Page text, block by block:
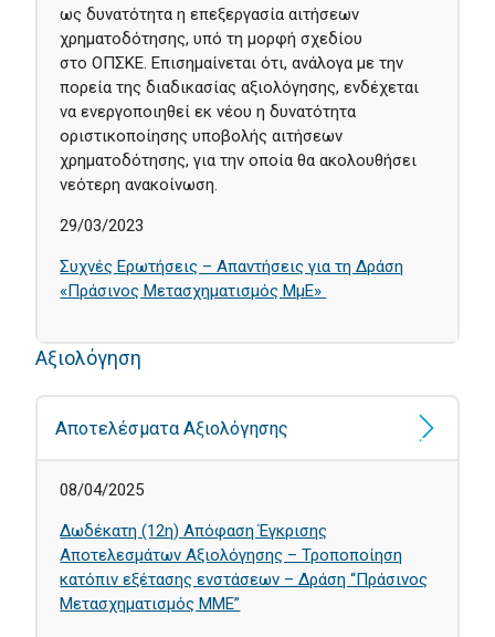
ως δυνατότητα η επεξεργασία αιτήσεων
χρηματοδότησης, υπό τη μορφή σχεδίου
στο ΟΠΣΚΕ. Eπισημαίνεται ότι, ανάλογα με την
πορεία της διαδικασίας αξιολόγησης, ενδέχεται
να ενεργοποιηθεί εκ νέου η δυνατότητα
οριστικοποίησης υποβολής αιτήσεων
χρηματοδότησης, για την οποία θα ακολουθήσει
νεότερη ανακοίνωση.
29/03/2023
Συχνές Ερωτήσεις – Απαντήσεις για τη Δράση
«Πράσινος Μετασχηματισμός ΜμΕ»
Αξιολόγηση
Αποτελέσματα Αξιολόγησης
08/04/2025
Δωδέκατη (12η) Απόφαση Έγκρισης
Αποτελεσμάτων Αξιολόγησης – Τροποποίηση
κατόπιν εξέτασης ενστάσεων – Δράση “Πράσινος
Μετασχηματισμός ΜΜΕ”